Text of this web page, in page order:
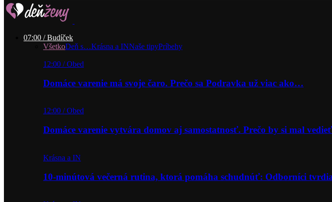
07:00 / Budíček
VšetkoDeň s…Krásna a INNaše tipyPríbehy
12:00 / Obed
Domáce varenie má svoje čaro. Prečo sa Podravka už viac ako…
12:00 / Obed
Domáce varenie vytvára domov aj samostatnosť. Prečo by si mal
Krásna a IN
10-minútová večerná rutina, ktorá pomáha schudnúť: Odborníci